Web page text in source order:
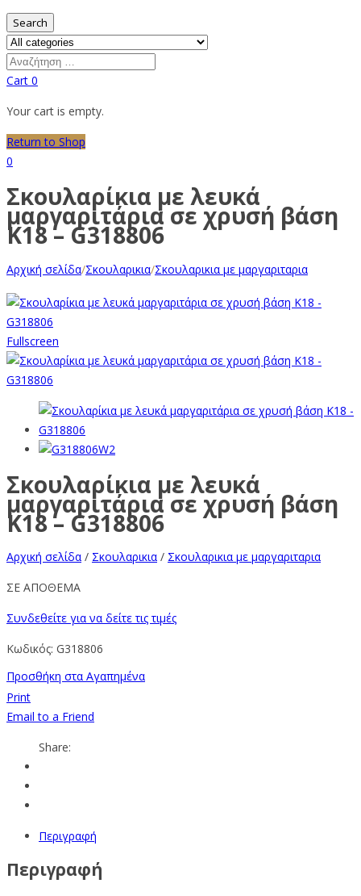
Search
Cart 0
Your cart is empty.
Return to Shop
0
Σκουλαρίκια με λευκά
μαργαριτάρια σε χρυσή βάση
Κ18 – G318806
Αρχική σελίδα/Σκουλαρικια/Σκουλαρικια με μαργαριταρια
Fullscreen
Σκουλαρίκια με λευκά
μαργαριτάρια σε χρυσή βάση
Κ18 – G318806
Αρχική σελίδα / Σκουλαρικια / Σκουλαρικια με μαργαριταρια
ΣΕ ΑΠΟΘΕΜΑ
Συνδεθείτε για να δείτε τις τιμές
Κωδικός: G318806
Προσθήκη στα Αγαπημένα
Print
Email to a Friend
Share:
Περιγραφή
Περιγραφή